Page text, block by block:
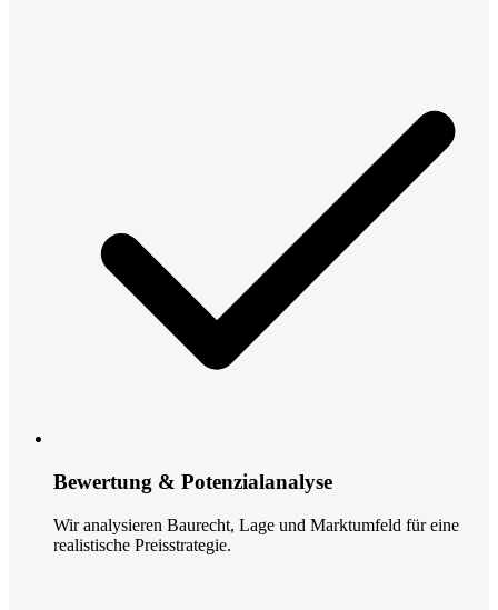
Bewertung & Potenzialanalyse
Wir analysieren Baurecht, Lage und Marktumfeld für eine
realistische Preisstrategie.